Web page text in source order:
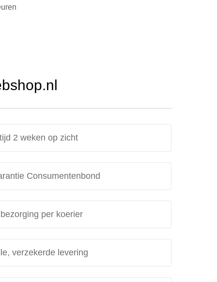
2 weken op zicht
Consumentenbond
per koerier
verzekerde levering